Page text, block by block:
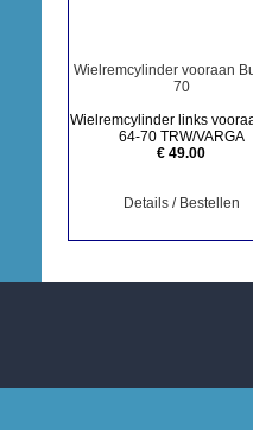
Wielremcylinder vooraan
70
Wielremcylinder links
64-70 TRW/VARGA
€ 49.00
Details / Bestellen